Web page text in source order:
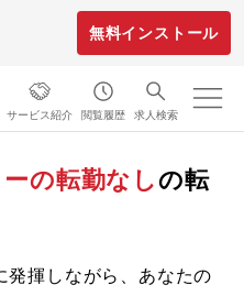
無料インストール
サービス紹介 閲覧履歴 求人検索
の転勤なしの転
発揮しながら、あなたの